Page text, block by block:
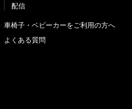
配信
車椅子・ベビーカーをご利用の方へ
よくある質問